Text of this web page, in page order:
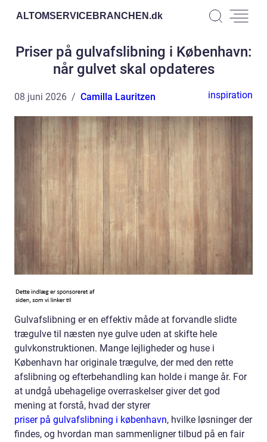
ALTOMSERVICEBRANCHEN.dk
Priser på gulvafslibning i København:
når gulvet skal opdateres
08 juni 2026 Camilla Lauritzen inspiration
Gulvafslibning er en effektiv måde at forvandle slidte
trægulve til næsten nye gulve uden at skifte hele
gulvkonstruktionen. Mange lejligheder og huse i
København har originale trægulve, der med den rette
afslibning og efterbehandling kan holde i mange år. For
at undgå ubehagelige overraskelser giver det god
mening at forstå, hvad der styrer
priser på gulvafslibning i københavn, hvilke løsninger der
findes, og hvordan man sammenligner tilbud på en fair